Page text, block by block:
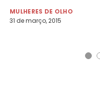
MULHERES DE OLHO
31 de março, 2015